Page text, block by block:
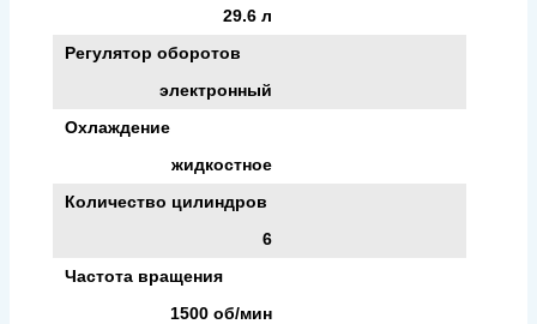
29.6 л
Регулятор оборотов
электронный
Охлаждение
жидкостное
Количество цилиндров
6
Частота вращения
1500 об/мин